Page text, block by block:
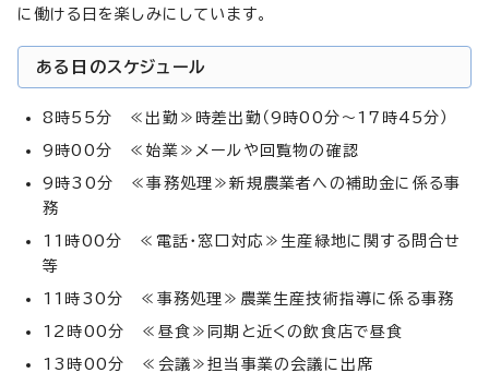
に働ける日を楽しみにしています。
ある日のスケジュール
8時55分 ≪出勤≫時差出勤（9時00分～17時45分）
9時00分 ≪始業≫メールや回覧物の確認
9時30分 ≪事務処理≫新規農業者への補助金に係る事
務
11時00分 ≪電話・窓口対応≫生産緑地に関する問合せ
等
11時30分 ≪事務処理≫農業生産技術指導に係る事務
12時00分 ≪昼食≫同期と近くの飲食店で昼食
13時00分 ≪会議≫担当事業の会議に出席